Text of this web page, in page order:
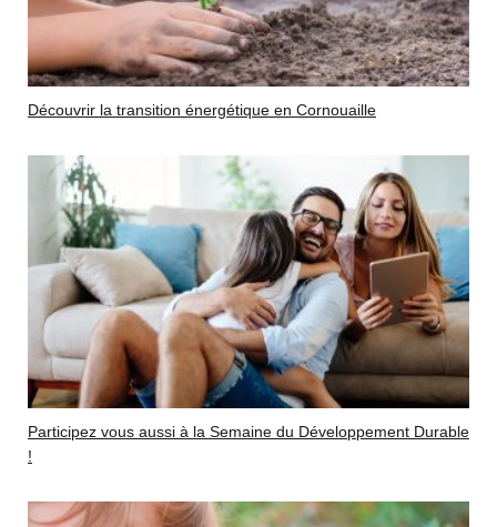
Découvrir la transition énergétique en Cornouaille
Participez vous aussi à la Semaine du Développement Durable
!